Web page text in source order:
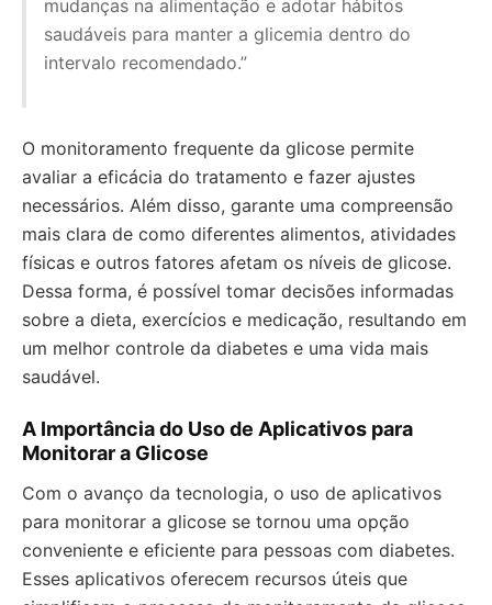
mudanças na alimentação e adotar hábitos
saudáveis para manter a glicemia dentro do
intervalo recomendado.”
O monitoramento frequente da glicose permite
avaliar a eficácia do tratamento e fazer ajustes
necessários. Além disso, garante uma compreensão
mais clara de como diferentes alimentos, atividades
físicas e outros fatores afetam os níveis de glicose.
Dessa forma, é possível tomar decisões informadas
sobre a dieta, exercícios e medicação, resultando em
um melhor controle da diabetes e uma vida mais
saudável.
A Importância do Uso de Aplicativos para
Monitorar a Glicose
Com o avanço da tecnologia, o uso de aplicativos
para monitorar a glicose se tornou uma opção
conveniente e eficiente para pessoas com diabetes.
Esses aplicativos oferecem recursos úteis que